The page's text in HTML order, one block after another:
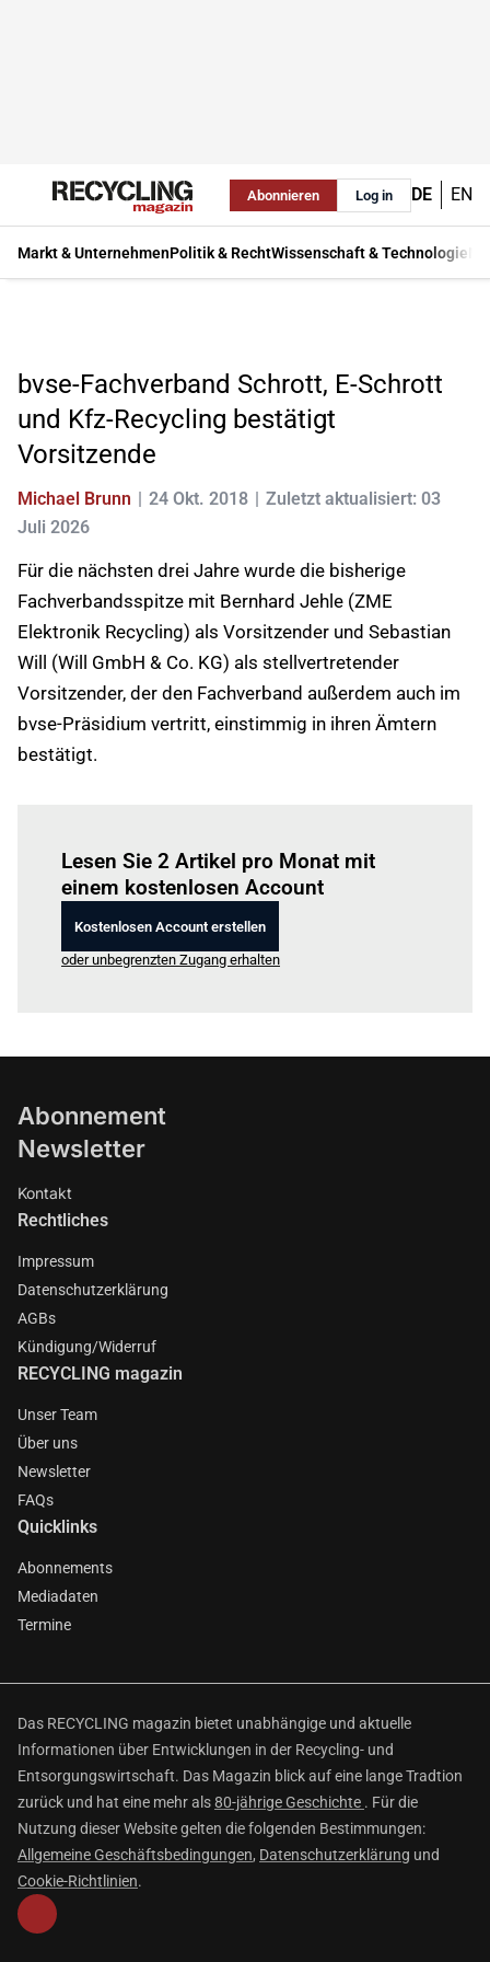
Abonnieren Log in DE EN
Markt & UnternehmenPolitik & RechtWissenschaft & Technologie
bvse-Fachverband Schrott, E-Schrott
und Kfz-Recycling bestätigt
Vorsitzende
Michael Brunn 24 Okt. 2018
Zuletzt aktualisiert: 03
Juli 2026
Für die nächsten drei Jahre wurde die bisherige
Fachverbandsspitze mit Bernhard Jehle (ZME
Elektronik Recycling) als Vorsitzender und Sebastian
Will (Will GmbH & Co. KG) als stellvertretender
Vorsitzender, der den Fachverband außerdem auch im
bvse-Präsidium vertritt, einstimmig in ihren Ämtern
bestätigt.
Lesen Sie 2 Artikel pro Monat mit
einem kostenlosen Account
Kostenlosen Account erstellen
oder unbegrenzten Zugang erhalten
Abonnement
Newsletter
Kontakt
Rechtliches
Impressum
Datenschutzerklärung
AGBs
Kündigung/Widerruf
RECYCLING magazin
Unser Team
Über uns
Newsletter
FAQs
Quicklinks
Abonnements
Mediadaten
Termine
Das RECYCLING magazin bietet unabhängige und aktuelle
Informationen über Entwicklungen in der Recycling- und
Entsorgungswirtschaft. Das Magazin blick auf eine lange Tradtion
zurück und hat eine mehr als80-jährige Geschichte . Für die
Nutzung dieser Website gelten die folgenden Bestimmungen:
Allgemeine Geschäftsbedingungen, Datenschutzerklärung und
Cookie-Richtlinien.